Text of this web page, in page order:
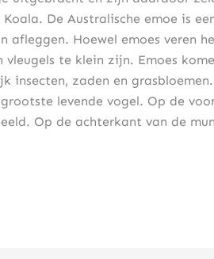
De Australische emoe is
Hoewel emoes veren
te klein zijn. Emoes
insecten, zaden en
levende vogel. Op de
Op de achterkant van de